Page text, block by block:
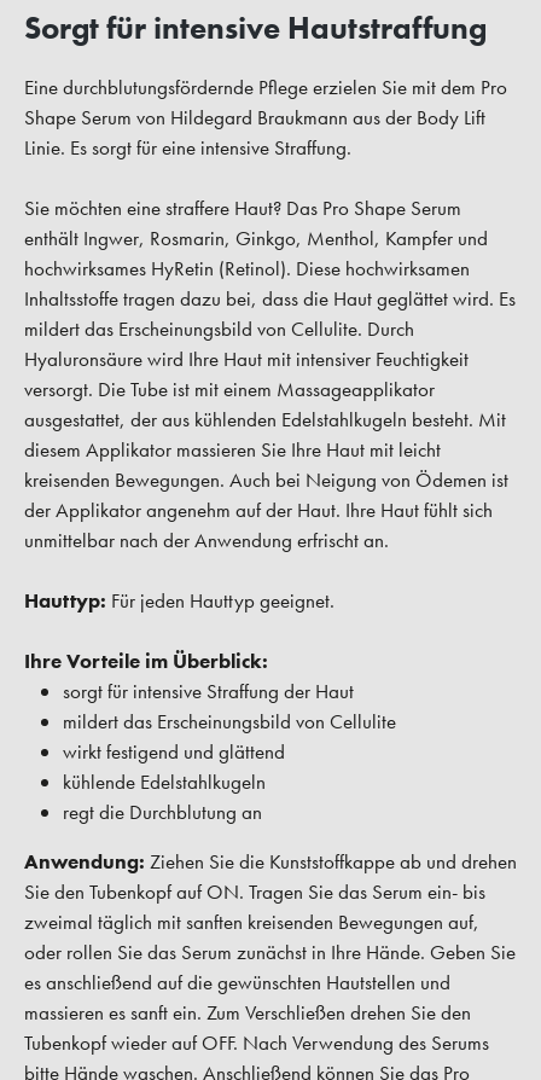
Sorgt für intensive Hautstraffung
Eine durchblutungsfördernde Pflege erzielen Sie mit dem Pro
Shape Serum von Hildegard Braukmann aus der Body Lift
Linie. Es sorgt für eine intensive Straffung.
Sie möchten eine straffere Haut? Das Pro Shape Serum
enthält Ingwer, Rosmarin, Ginkgo, Menthol, Kampfer und
hochwirksames HyRetin (Retinol). Diese hochwirksamen
Inhaltsstoffe tragen dazu bei, dass die Haut geglättet wird. Es
mildert das Erscheinungsbild von Cellulite. Durch
Hyaluronsäure wird Ihre Haut mit intensiver Feuchtigkeit
versorgt. Die Tube ist mit einem Massageapplikator
ausgestattet, der aus kühlenden Edelstahlkugeln besteht. Mit
diesem Applikator massieren Sie Ihre Haut mit leicht
kreisenden Bewegungen. Auch bei Neigung von Ödemen ist
der Applikator angenehm auf der Haut. Ihre Haut fühlt sich
unmittelbar nach der Anwendung erfrischt an.
Hauttyp: Für jeden Hauttyp geeignet.
Ihre Vorteile im Überblick:
sorgt für intensive Straffung der Haut
mildert das Erscheinungsbild von Cellulite
wirkt festigend und glättend
kühlende Edelstahlkugeln
regt die Durchblutung an
Anwendung: Ziehen Sie die Kunststoffkappe ab und drehen
Sie den Tubenkopf auf ON. Tragen Sie das Serum ein- bis
zweimal täglich mit sanften kreisenden Bewegungen auf,
oder rollen Sie das Serum zunächst in Ihre Hände. Geben Sie
es anschließend auf die gewünschten Hautstellen und
massieren es sanft ein. Zum Verschließen drehen Sie den
Tubenkopf wieder auf OFF. Nach Verwendung des Serums
bitte Hände waschen. Anschließend können Sie das Pro